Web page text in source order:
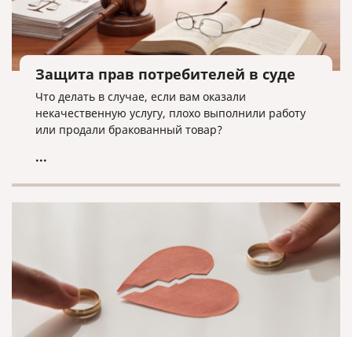
Защита прав потребителей в суде
Что делать в случае, если вам оказали
некачественную услугу, плохо выполнили работу
или продали бракованный товар?
...